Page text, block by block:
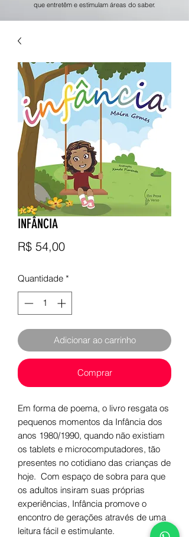
que entretêm e estimulam áreas do saber.
INFÂNCIA
R$ 54,00Preço
Quantidade *
Adicionar ao carrinho
Comprar
Em forma de poema, o livro resgata os
pequenos momentos da Infância dos
anos 1980/1990, quando não existiam
os tablets e microcomputadores, tão
presentes no cotidiano das crianças de
hoje. Com espaço de sobra para que
os adultos insiram suas próprias
experiências, Infância promove o
encontro de gerações através de uma
leitura fácil e estimulante.